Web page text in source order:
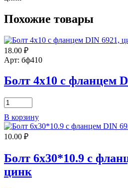
Похожие товары
18.00 ₽
Арт: бф410
Болт 4х10 с фланцем
Количество
товара
Болт
4х10
с
DIN
6921,
цинк
В корзину
10.00 ₽
Болт 6х30*10.9 с
цинк